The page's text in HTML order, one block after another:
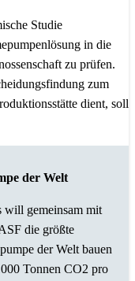
Studie
in die
zu prüfen.
zum
dient, soll
der Welt
gemeinsam mit
die größte
der Welt bauen
Tonnen CO2 pro